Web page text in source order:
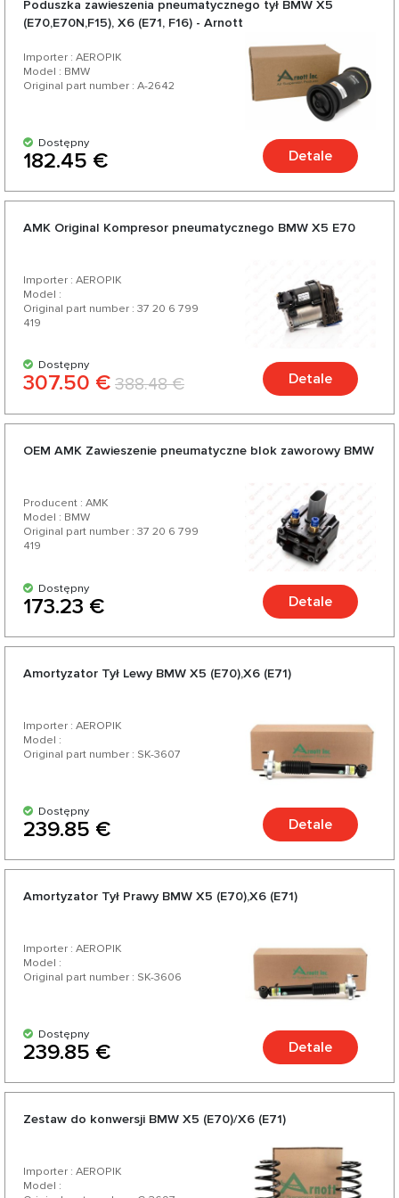
doskonałym stosunkiem jakości do ceny, szeroką gamą i
różnorodnością ponad 200 produktów do Twojego
samochodu.
Poduszka zawieszenia pneumatycznego tył BMW X5
(E70,E70N,F15), X6 (E71, F16) - Arnott
Importer : AEROPIK
Model : BMW
Original part number : A-2642
Dostępny
182.45 € Detale
AMK Original Kompresor pneumatycznego BMW X5 E70
Importer : AEROPIK
Model :
Original part number : 37 20 6 799
419
Dostępny
307.50 € 388.48 € Detale
OEM AMK Zawieszenie pneumatyczne blok zaworowy BMW
Producent : AMK
Model : BMW
Original part number : 37 20 6 799
419
Dostępny
173.23 € Detale
Amortyzator Tył Lewy BMW X5 (E70),X6 (E71)
Importer : AEROPIK
Model :
Original part number : SK-3607
Dostępny
239.85 € Detale
Amortyzator Tył Prawy BMW X5 (E70),X6 (E71)
Importer : AEROPIK
Model :
Original part number : SK-3606
Dostępny
239.85 € Detale
Zestaw do konwersji BMW X5 (E70)/X6 (E71)
Importer : AEROPIK
Model :